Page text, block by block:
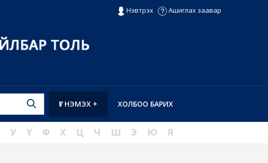
Нэвтрэх Ашиглах заавар
ХОЛБОО БАРИХ
ҮГ НЭМЭХ +
У Ү Ф Х Ц Ч Ш Э Ю Я